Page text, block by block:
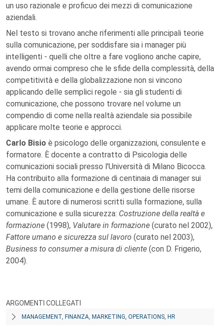
un uso razionale e proficuo dei mezzi di comunicazione
aziendali.
Nel testo si trovano anche riferimenti alle principali teorie
sulla comunicazione, per soddisfare sia i manager più
intelligenti - quelli che oltre a fare vogliono anche capire,
avendo ormai compreso che le sfide della complessità, della
competitività e della globalizzazione non si vincono
applicando delle semplici regole - sia gli studenti di
comunicazione, che possono trovare nel volume un
compendio di come nella realtà aziendale sia possibile
applicare molte teorie e approcci.
Carlo Bisio è psicologo delle organizzazioni, consulente e
formatore. È docente a contratto di Psicologia delle
comunicazioni sociali presso l'Università di Milano Bicocca.
Ha contribuito alla formazione di centinaia di manager sui
temi della comunicazione e della gestione delle risorse
umane. È autore di numerosi scritti sulla formazione, sulla
comunicazione e sulla sicurezza: Costruzione della realtà e
formazione (1998), Valutare in formazione (curato nel 2002),
Fattore umano e sicurezza sul lavoro (curato nel 2003),
Business to consumer a misura di cliente (con D. Frigerio,
2004).
ARGOMENTI COLLEGATI
MANAGEMENT, FINANZA, MARKETING, OPERATIONS, HR